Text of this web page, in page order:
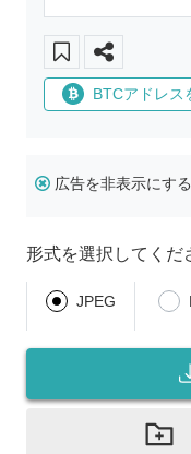
BTCアドレス
広告を非表示にする
形式を選択してくだ
JPEG